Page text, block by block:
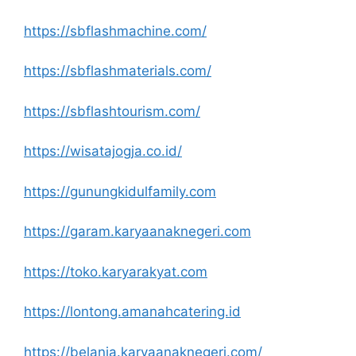
https://sbflashmachine.com/
https://sbflashmaterials.com/
https://sbflashtourism.com/
https://wisatajogja.co.id/
https://gunungkidulfamily.com
https://garam.karyaanaknegeri.com
https://toko.karyarakyat.com
https://lontong.amanahcatering.id
https://belanja.karyaanaknegeri.com/